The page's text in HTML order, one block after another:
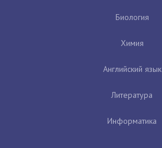
Биология
Химия
Английский язык
Литература
Информатика